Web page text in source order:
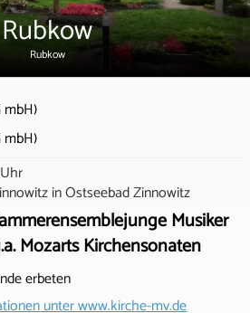
Rubkow
Rubkow
mbH)
mbH)
inOstseebad Zinnowitz
Musiker
Mozarts Kirchensonaten
erbeten
unterwww.kirche-mv.de